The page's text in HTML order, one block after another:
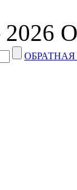
ОБРАТНАЯ